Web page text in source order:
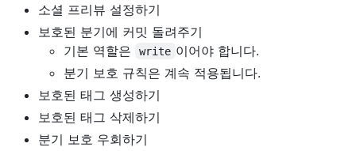
소셜 프리뷰 설정하기
보호된 분기에 커밋 돌려주기
기본 역할은
write 이어야 합니다.
분기 보호 규칙은 계속 적용됩니다.
보호된 태그 생성하기
보호된 태그 삭제하기
분기 보호 우회하기